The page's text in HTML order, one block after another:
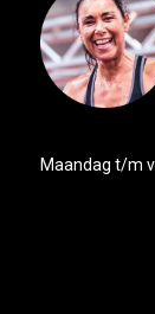
Maandag t/m